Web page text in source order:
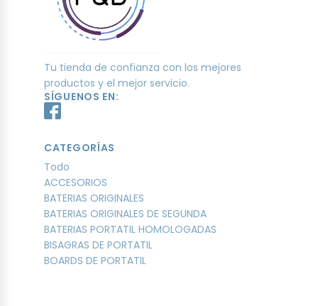
Tu tienda de confianza con los mejores
productos y el mejor servicio.
SÍGUENOS EN:
CATEGORÍAS
Todo
ACCESORIOS
BATERIAS ORIGINALES
BATERIAS ORIGINALES DE SEGUNDA
BATERIAS PORTATIL HOMOLOGADAS
BISAGRAS DE PORTATIL
BOARDS DE PORTATIL